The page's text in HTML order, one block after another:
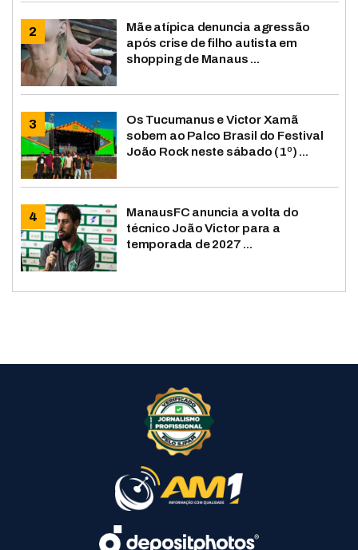
Mãe atípica denuncia agressão
após crise de filho autista em
shopping de Manaus ...
Os Tucumanus e Victor Xamã
sobem ao Palco Brasil do Festival
João Rock neste sábado (1º) ...
ManausFC anuncia a volta do
técnico João Victor para a
temporada de 2027 ...